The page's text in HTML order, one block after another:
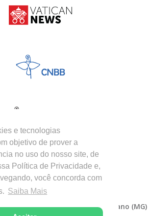
e tecnologias
objetivo de prover a
no uso do nosso site, de
Política de Privacidade e,
você concorda com
Saiba Mais
de Itabira-Coronel Fabriciano (MG)